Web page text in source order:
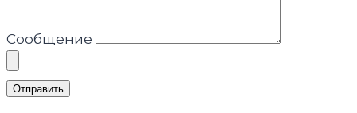
Сообщение
Отправить